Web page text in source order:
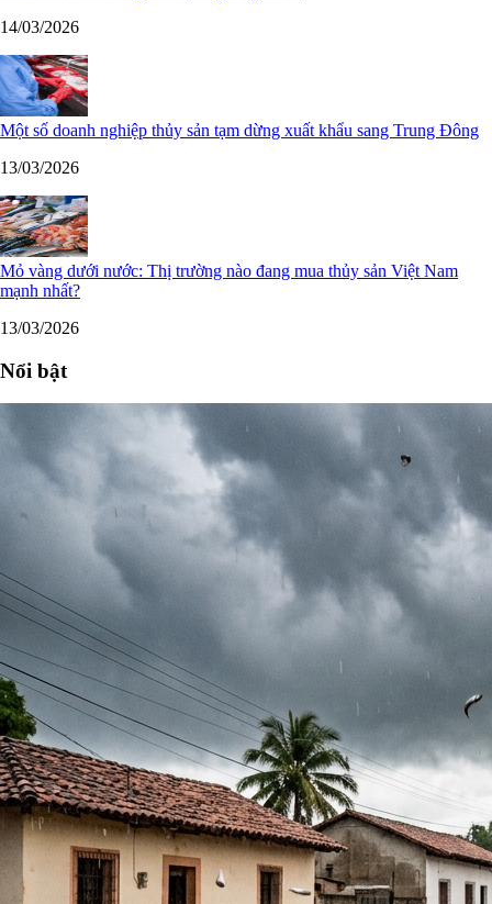
14/03/2026
Một số doanh nghiệp thủy sản tạm dừng xuất khẩu sang Trung Đông
13/03/2026
Mỏ vàng dưới nước: Thị trường nào đang mua thủy sản Việt Nam
mạnh nhất?
13/03/2026
Nổi bật